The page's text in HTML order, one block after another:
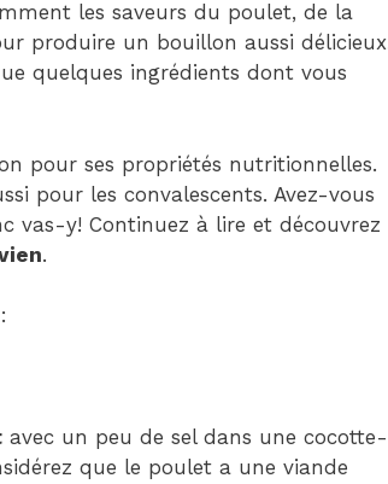
les saveurs du poulet, de la
produire un bouillon aussi
quelques ingrédients dont vous
pour ses propriétés nutritionnelles.
pour les convalescents. Avez-vous
vas-y! Continuez à lire et découvrez
.
avec un peu de sel dans une cocotte-
que le poulet a une viande